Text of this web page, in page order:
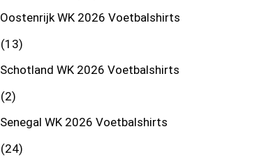
Oostenrijk WK 2026 Voetbalshirts
13
Schotland WK 2026 Voetbalshirts
2
Senegal WK 2026 Voetbalshirts
24